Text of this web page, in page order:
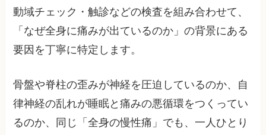
動域チェック・触診などの検査を組み合わせて、
「なぜ全身に痛みが出ているのか」の背景にある
要因を丁寧に特定します。
骨盤や脊柱の歪みが神経を圧迫しているのか、自
律神経の乱れが睡眠と痛みの悪循環をつくってい
るのか、同じ「全身の慢性痛」でも、一人ひとり